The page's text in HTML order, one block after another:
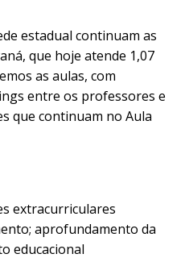
estadual continuam as
que hoje atende 1,07
as aulas, com
entre os professores e
que continuam no Aula
extracurriculares
aprofundamento da
educacional